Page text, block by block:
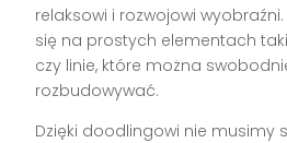
relaksowi i rozwojowi
się na prostych elementach
czy linie, które można
rozbudowywać.
Dzięki doodlingowi nie musimy